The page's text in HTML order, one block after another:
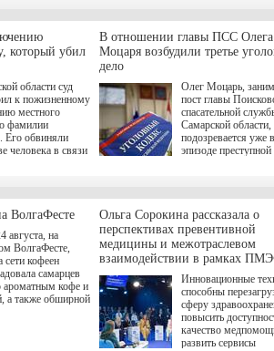
направленные
и более
адаптацию к
игре "Мир танков"
выступили
партия "Единая
игровая студия
который убил
области суд
к пожизненному
местного
фамилии
Его обвиняли
человека в связи
В отношении главы ПСС Олега
Моцаря возбудили третье
дело
Олег Моцарь,
пост главы
спасательной
Самарской области,
подозревается уже
эпизоде преступной
а сам он
ВолгаФесте
августа, на
ВолгаФесте,
сети кофеен
самарцев
ароматным кофе и
а также обширной
Ольга Сорокина рассказала о
перспективах превентивной
медицины и межотраслевом
взаимодействии в рамках
Инновационные
способны
сферу
повысить
качество
развить сервисы